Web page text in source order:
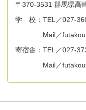
〒370-3531 群馬県高
学 校：TEL／027-
Mail／
寄宿舎：TEL／027-
Mail／